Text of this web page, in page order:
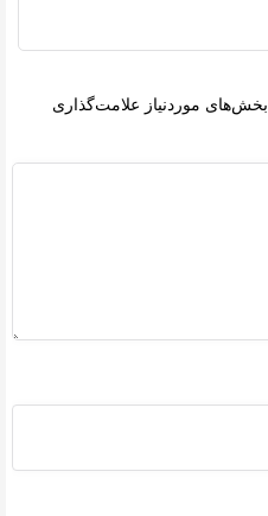
بخش‌های موردنیاز علامت‌گذاری